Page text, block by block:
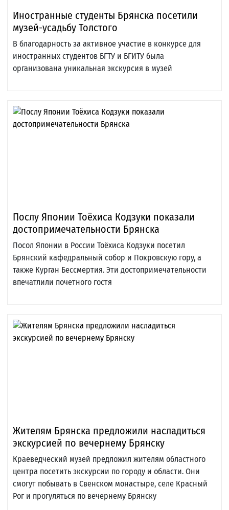
Иностранные студенты Брянска посетили
музей-усадьбу Толстого
В благодарность за активное участие в конкурсе для
иностранных студентов БГТУ и БГИТУ была
организована уникальная экскурсия в музей
Послу Японии Тоёхиса Кодзуки показали
достопримечательности Брянска
Посол Японии в России Тоёхиса Кодзуки посетил
Брянский кафедральный собор и Покровскую гору, а
также Курган Бессмертия. Эти достопримечательности
впечатлили почетного гостя
Жителям Брянска предложили насладиться
экскурсией по вечернему Брянску
Краеведческий музей предложил жителям областного
центра посетить экскурсии по городу и области. Они
смогут побывать в Свенском монастыре, селе Красный
Рог и прогуляться по вечернему Брянску